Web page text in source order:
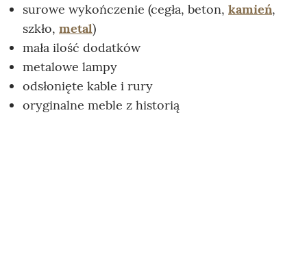
surowe wykończenie (cegła, beton, kamień,
szkło, metal)
mała ilość dodatków
metalowe lampy
odsłonięte kable i rury
oryginalne meble z historią